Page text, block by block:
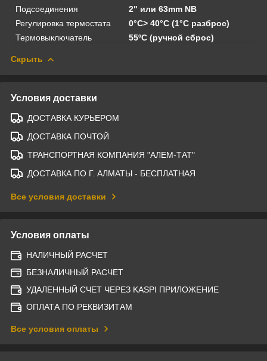
Подсоединения
2" или 63mm NB
Регулировка термостата
0°C> 40°C (1°C разброс)
Термовыключатель
55ºC (ручной сброс)
Скрыть
Условия доставки
ДОСТАВКА КУРЬЕРОМ
ДОСТАВКА ПОЧТОЙ
ТРАНСПОРТНАЯ КОМПАНИЯ "АЛЕМ-ТАТ"
ДОСТАВКА ПО Г. АЛМАТЫ - БЕСПЛАТНАЯ
Все условия доставки
Условия оплаты
НАЛИЧНЫЙ РАСЧЕТ
БЕЗНАЛИЧНЫЙ РАСЧЕТ
УДАЛЕННЫЙ СЧЕТ ЧЕРЕЗ KASPI ПРИЛОЖЕНИЕ
ОПЛАТА ПО РЕКВИЗИТАМ
Все условия оплаты